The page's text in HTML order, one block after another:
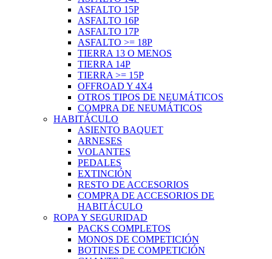
ASFALTO 15P
ASFALTO 16P
ASFALTO 17P
ASFALTO >= 18P
TIERRA 13 O MENOS
TIERRA 14P
TIERRA >= 15P
OFFROAD Y 4X4
OTROS TIPOS DE NEUMÁTICOS
COMPRA DE NEUMÁTICOS
HABITÁCULO
ASIENTO BAQUET
ARNESES
VOLANTES
PEDALES
EXTINCIÓN
RESTO DE ACCESORIOS
COMPRA DE ACCESORIOS DE
HABITÁCULO
ROPA Y SEGURIDAD
PACKS COMPLETOS
MONOS DE COMPETICIÓN
BOTINES DE COMPETICIÓN